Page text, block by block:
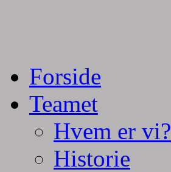
Forside
Teamet
Hvem er vi?
Historie